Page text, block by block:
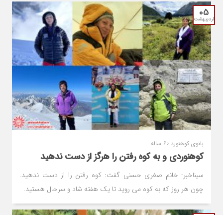
05
اردیبهشت
بانوی کوهنورد 60 ساله:
کوهنوردی و به کوه رفتن را هرگز از دست ندهید
سیناخبر- خانم صغری حسنی گفت: کوه رفتن را از دست ندهید.
چون هر روز که به کوه می روید تا یک هفته شاد و سرحال هستید.